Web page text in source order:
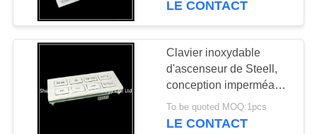
LE CONTACT
Clavier inoxydable
d'ascenseur de Steell,
conception imperméable
de silicagel de clavier
numérique de machine
To be quoted MOQ:1pcs
LE CONTACT